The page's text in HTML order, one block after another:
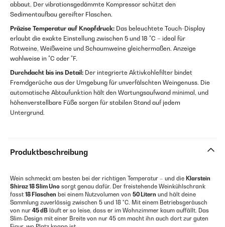
abbaut. Der vibrationsgedämmte Kompressor schützt den
Sedimentaufbau gereifter Flaschen.
Präzise Temperatur auf Knopfdruck: Das beleuchtete Touch-Display
erlaubt die exakte Einstellung zwischen 5 und 18 °C – ideal für
Rotweine, Weißweine und Schaumweine gleichermaßen. Anzeige
wahlweise in °C oder °F.
Durchdacht bis ins Detail: Der integrierte Aktivkohlefilter bindet
Fremdgerüche aus der Umgebung für unverfälschten Weingenuss. Die
automatische Abtaufunktion hält den Wartungsaufwand minimal, und
höhenverstellbare Füße sorgen für stabilen Stand auf jedem
Untergrund.
Produktbeschreibung
Wein schmeckt am besten bei der richtigen Temperatur – und die Klarstein
Shiraz 18 Slim Uno sorgt genau dafür. Der freistehende Weinkühlschrank
fasst 18 Flaschen bei einem Nutzvolumen von 50 Litern und hält deine
Sammlung zuverlässig zwischen 5 und 18 °C. Mit einem Betriebsgeräusch
von nur 45 dB läuft er so leise, dass er im Wohnzimmer kaum auffällt. Das
Slim-Design mit einer Breite von nur 45 cm macht ihn auch dort zur guten